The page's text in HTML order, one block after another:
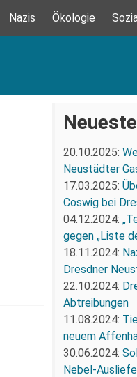
Nazis Ökologie
20.10.2025:
Neustädter
17.03.2025:
Coswig bei
04.12.2024:
gegen „Liste
18.11.2024:
Dresdner
22.10.2024:
Abtreibungen
11.08.2024:
neuem
30.06.2024:
Nebel-